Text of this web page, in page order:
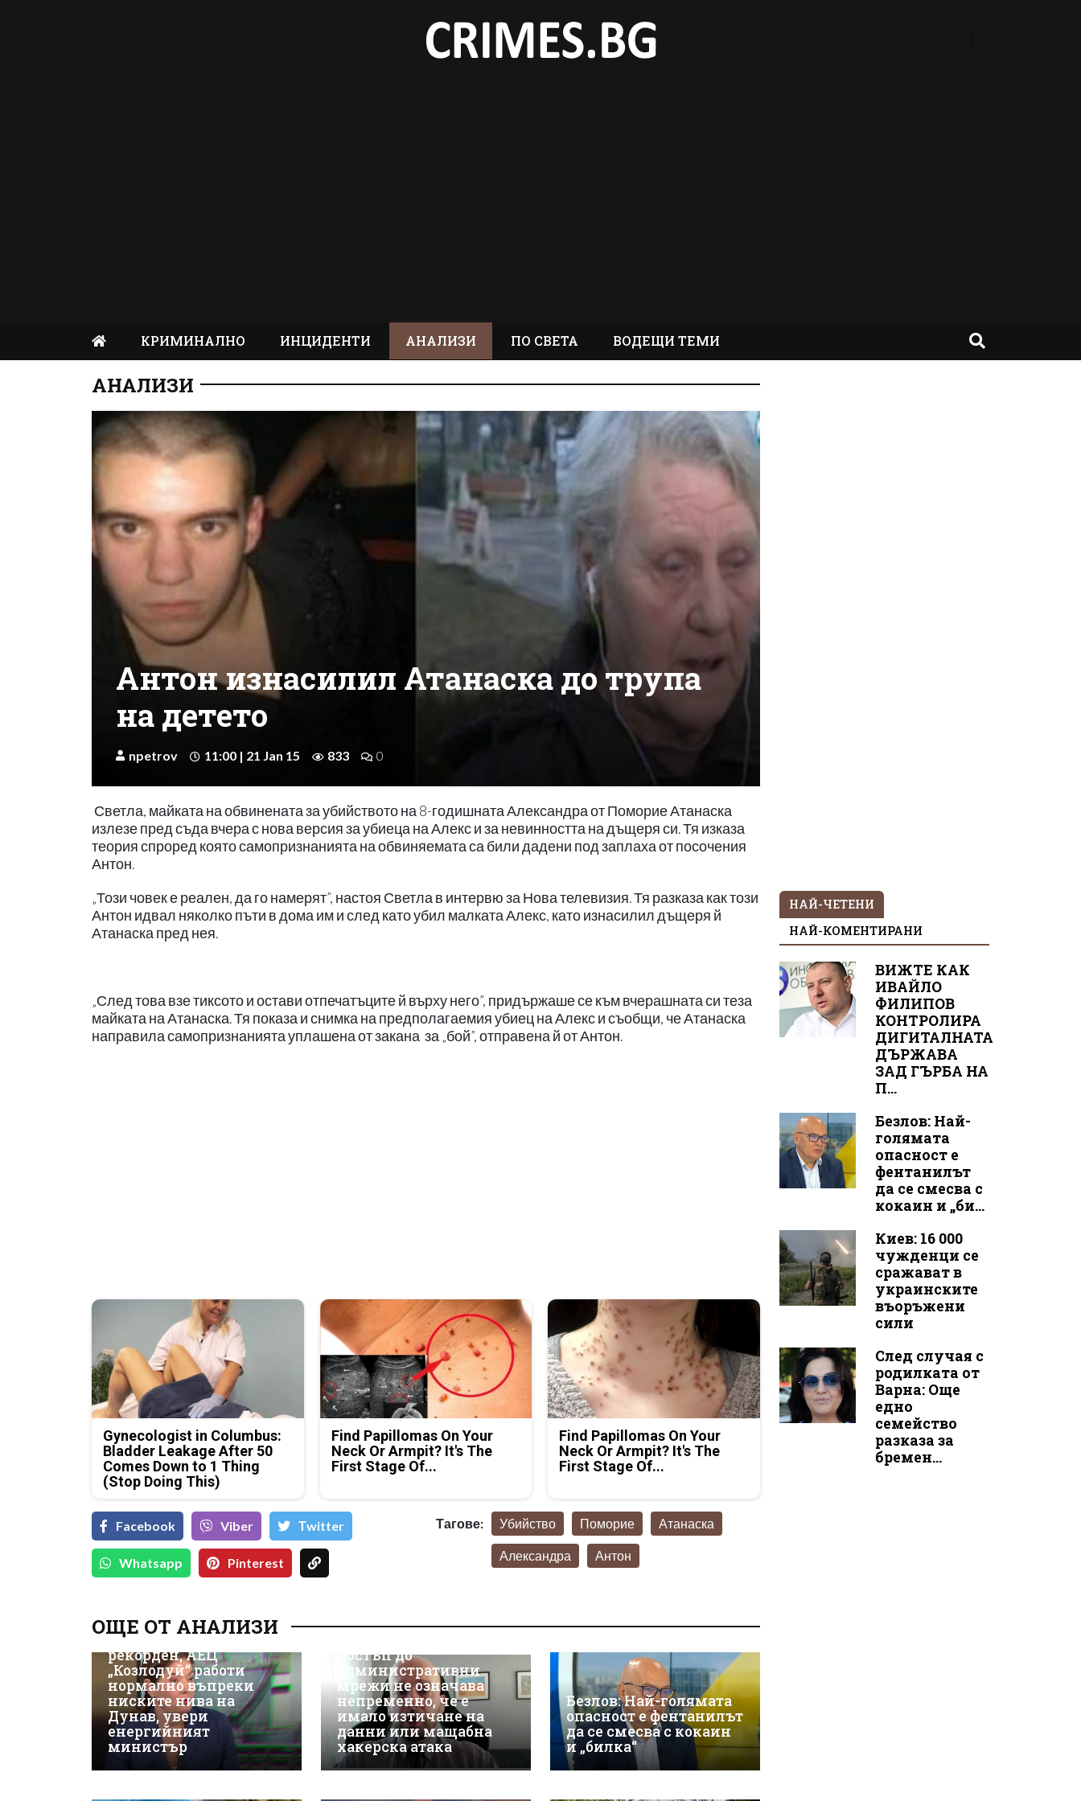
КРИМИНАЛНО ИНЦИДЕНТИ АНАЛИЗИ ПО СВЕТА ВОДЕЩИ ТЕМИ
АНАЛИЗИ
Антон изнасилил Атанаска до трупа
на детето
npetrov 11:00 | 21 Jan 15 833 0
Светла, майката на обвинената за убийството на 8-годишната Александра от Поморие Атанаска
излезе пред съда вчера с нова версия за убиеца на Алекс и за невинността на дъщеря си. Тя изказа
теория спроред която самопризнанията на обвиняемата са били дадени под заплаха от посочения
Антон.
„Този човек е реален, да го намерят”, настоя Светла в интервю за Нова телевизия. Тя разказа как този
Антон идвал няколко пъти в дома им и след като убил малката Алекс, като изнасилил дъщеря й
Атанаска пред нея.
„След това взе тиксото и остави отпечатъците й върху него”, придържаше се към вчерашната си теза
майката на Атанаска. Тя показа и снимка на предполагаемия убиец на Алекс и съобщи, че Атанаска
направила самопризнанията уплашена от закана за „бой”, отправена й от Антон.
Gynecologist in Columbus:
Bladder Leakage After 50
Comes Down to 1 Thing
(Stop Doing This)
Find Papillomas On Your
Neck Or Armpit? It's The
First Stage Of...
Find Papillomas On Your
Neck Or Armpit? It's The
First Stage Of...
Facebook Viber Тwitter
Whatsapp Pinterest
Тагове: Убийство Поморие Атанаска
Александра Антон
ОЩЕ ОТ АНАЛИЗИ
Износът на ток е
рекорден, АЕЦ
„Козлодуй“ работи
нормално въпреки
ниските нива на
Дунав, увери
енергийният
министър
киберсигурност:
достъп до
административни
мрежи не означава
непременно, че е
имало изтичане на
данни или мащабна
хакерска атака
Безлов: Най-голямата
опасност е фентанилът
да се смесва с кокаин
и „билка“
НАЙ-ЧЕТЕНИ
НАЙ-КОМЕНТИРАНИ
ВИЖТЕ КАК
ИВАЙЛО
ФИЛИПОВ
КОНТРОЛИРА
ДИГИТАЛНАТА
ДЪРЖАВА
ЗАД ГЪРБА НА
П...
Безлов: Най-
голямата
опасност е
фентанилът
да се смесва с
кокаин и „би...
Киев: 16 000
чужденци се
сражават в
украинските
въоръжени
сили
След случая с
родилката от
Варна: Още
едно
семейство
разказа за
бремен...